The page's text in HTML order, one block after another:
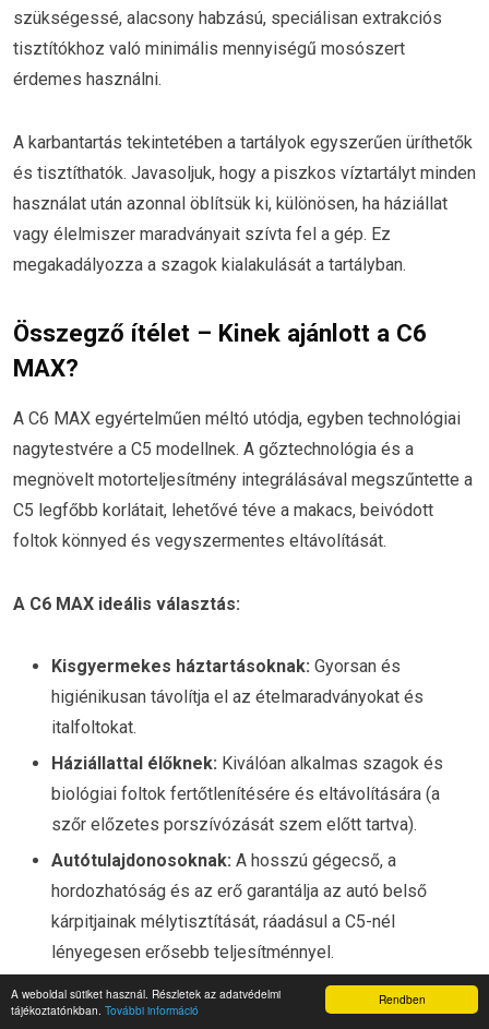
Rendben
A weboldal sütiket használ. Részletek az adatvédelmi
tájékoztatónkban. További információ
szükségessé, alacsony habzású, speciálisan extrakciós
tisztítókhoz való minimális mennyiségű mosószert
érdemes használni.
A karbantartás tekintetében a tartályok egyszerűen üríthetők
és tisztíthatók. Javasoljuk, hogy a piszkos víztartályt minden
használat után azonnal öblítsük ki, különösen, ha háziállat
vagy élelmiszer maradványait szívta fel a gép. Ez
megakadályozza a szagok kialakulását a tartályban.
Összegző ítélet – Kinek ajánlott a C6
MAX?
A C6 MAX egyértelműen méltó utódja, egyben technológiai
nagytestvére a C5 modellnek. A gőztechnológia és a
megnövelt motorteljesítmény integrálásával megszűntette a
C5 legfőbb korlátait, lehetővé téve a makacs, beivódott
foltok könnyed és vegyszermentes eltávolítását.
A C6 MAX ideális választás:
Kisgyermekes háztartásoknak: Gyorsan és
higiénikusan távolítja el az ételmaradványokat és
italfoltokat.
Háziállattal élőknek: Kiválóan alkalmas szagok és
biológiai foltok fertőtlenítésére és eltávolítására (a
szőr előzetes porszívózását szem előtt tartva).
Autótulajdonosoknak: A hosszú gégecső, a
hordozhatóság és az erő garantálja az autó belső
kárpitjainak mélytisztítását, ráadásul a C5-nél
lényegesen erősebb teljesítménnyel.
Gőztisztítást igénylő feladatokhoz:A gőzfunkció
innovatív felhasználása (pl. fagyasztó leolvasztása)